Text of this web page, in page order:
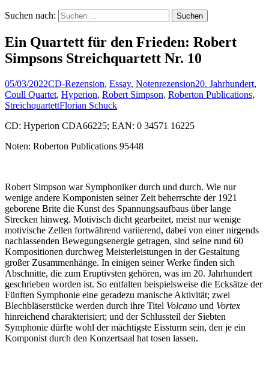
Suchen nach:
Ein Quartett für den Frieden: Robert
Simpsons Streichquartett Nr. 10
05/03/2022CD-Rezension, Essay, Notenrezension20. Jahrhundert,
Coull Quartet, Hyperion, Robert Simpson, Roberton Publications,
StreichquartettFlorian Schuck
CD: Hyperion CDA66225; EAN: 0 34571 16225
Noten: Roberton Publications 95448
Robert Simpson war Symphoniker durch und durch. Wie nur
wenige andere Komponisten seiner Zeit beherrschte der 1921
geborene Brite die Kunst des Spannungsaufbaus über lange
Strecken hinweg. Motivisch dicht gearbeitet, meist nur wenige
motivische Zellen fortwährend variierend, dabei von einer nirgends
nachlassenden Bewegungsenergie getragen, sind seine rund 60
Kompositionen durchweg Meisterleistungen in der Gestaltung
großer Zusammenhänge. In einigen seiner Werke finden sich
Abschnitte, die zum Eruptivsten gehören, was im 20. Jahrhundert
geschrieben worden ist. So entfalten beispielsweise die Ecksätze der
Fünften Symphonie eine geradezu manische Aktivität; zwei
Blechbläserstücke werden durch ihre Titel Volcano und Vortex
hinreichend charakterisiert; und der Schlussteil der Siebten
Symphonie dürfte wohl der mächtigste Eissturm sein, den je ein
Komponist durch den Konzertsaal hat tosen lassen.